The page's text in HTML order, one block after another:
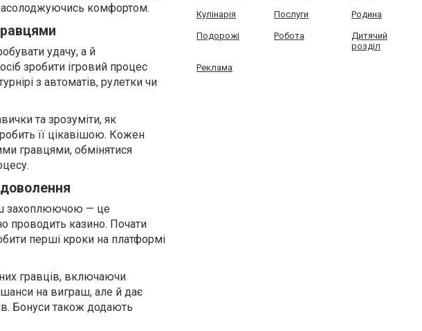
комфортом.
удачу, а й
зробити ігровий процес
з автоматів, рулетки чи
та зрозуміти, як
її цікавішою. Кожен
гравцями, обмінятися
захоплюючою — це
проводить казино. Почати
перші кроки на платформі
гравців, включаючи
на виграш, але й дає
Бонуси також додають
Кулінарія Послуги Родина
Подорожі Робота
Дитячий
розділ
Реклама